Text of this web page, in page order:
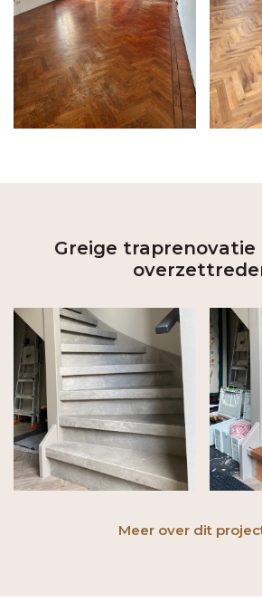
Greige
Meer over dit